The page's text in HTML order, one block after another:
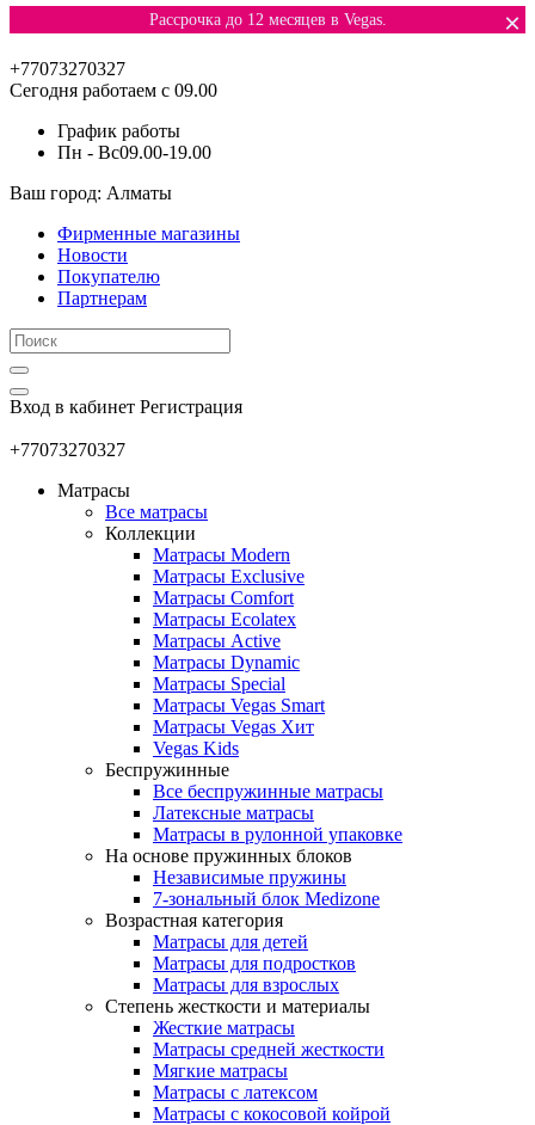
Рассрочка до 12 месяцев в Vegas. ×
+77073270327
Сегодня работаем с 09.00
График работы
Пн - Вс09.00-19.00
Ваш город: Алматы
Фирменные магазины
Новости
Покупателю
Партнерам
Вход в кабинет Регистрация
+77073270327
Матрасы
Все матрасы
Коллекции
Матрасы Modern
Матрасы Exclusive
Матрасы Comfort
Матрасы Ecolatex
Матрасы Active
Матрасы Dynamic
Матрасы Special
Матрасы Vegas Smart
Матрасы Vegas Хит
Vegas Kids
Беспружинные
Все беспружинные матрасы
Латексные матрасы
Матрасы в рулонной упаковке
На основе пружинных блоков
Независимые пружины
7-зональный блок Medizone
Возрастная категория
Матрасы для детей
Матрасы для подростков
Матрасы для взрослых
Степень жесткости и материалы
Жесткие матрасы
Матрасы средней жесткости
Мягкие матрасы
Матрасы с латексом
Матрасы с кокосовой койрой